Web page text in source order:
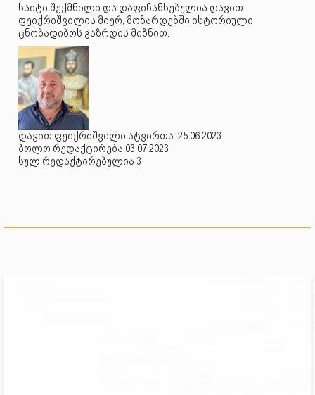
საიტი შექმნილი და დაფინანსებულია დავით
ფეიქრიშვილის მიერ, მოზარდებში ისტორიული
ცნობადიბოს გაზრდის მიზნით.
დავით ფეიქრიშვილი ატვირთა: 25.06.2023
ბოლო რედაქტირება 03.07.2023
სულ რედაქტირებულია 3